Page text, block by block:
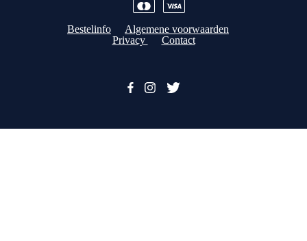
Bestelinfo
Algemene voorwaarden
Privacy
Contact